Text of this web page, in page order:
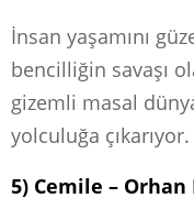
İnsan yaşamını
bencilliğin savaşı
gizemli masal
yolculuğa çıkarıyor.
5) Cemile – Orhan